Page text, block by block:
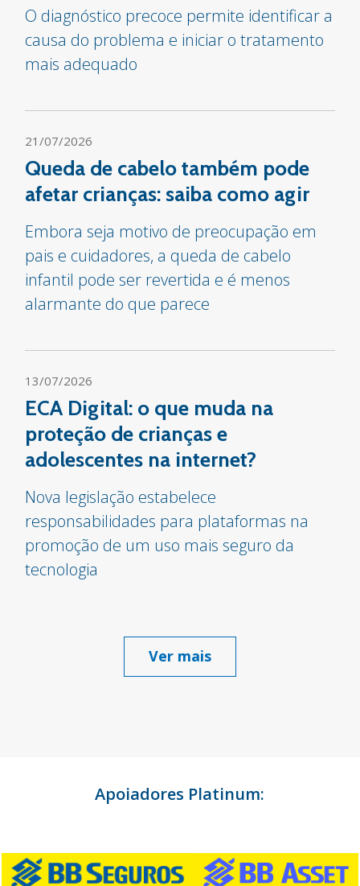
O diagnóstico precoce permite identificar a
causa do problema e iniciar o tratamento
mais adequado
21/07/2026
Queda de cabelo também pode
afetar crianças: saiba como agir
Embora seja motivo de preocupação em
pais e cuidadores, a queda de cabelo
infantil pode ser revertida e é menos
alarmante do que parece
13/07/2026
ECA Digital: o que muda na
proteção de crianças e
adolescentes na internet?
Nova legislação estabelece
responsabilidades para plataformas na
promoção de um uso mais seguro da
tecnologia
Ver mais
Apoiadores Platinum: